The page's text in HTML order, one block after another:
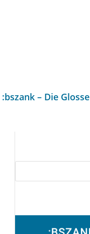
:bszank – Die Glosse